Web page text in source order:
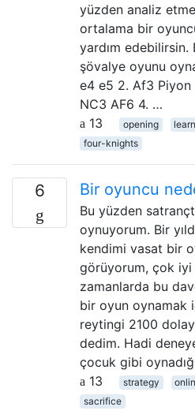
yüzden analiz
ortalama bir
yardım edebilirsin.
şövalye oyunu
e4 e5 2. Af3
NC3 AF6 4. …
13
opening
four-knights
6 Bir oyuncu
Bu yüzden
oynuyorum. Bir
kendimi vasat bir
görüyorum, çok
zamanlarda bu
bir oyun oynamak
reytingi 2100
dedim. Hadi
çocuk gibi
13
strategy
sacrifice